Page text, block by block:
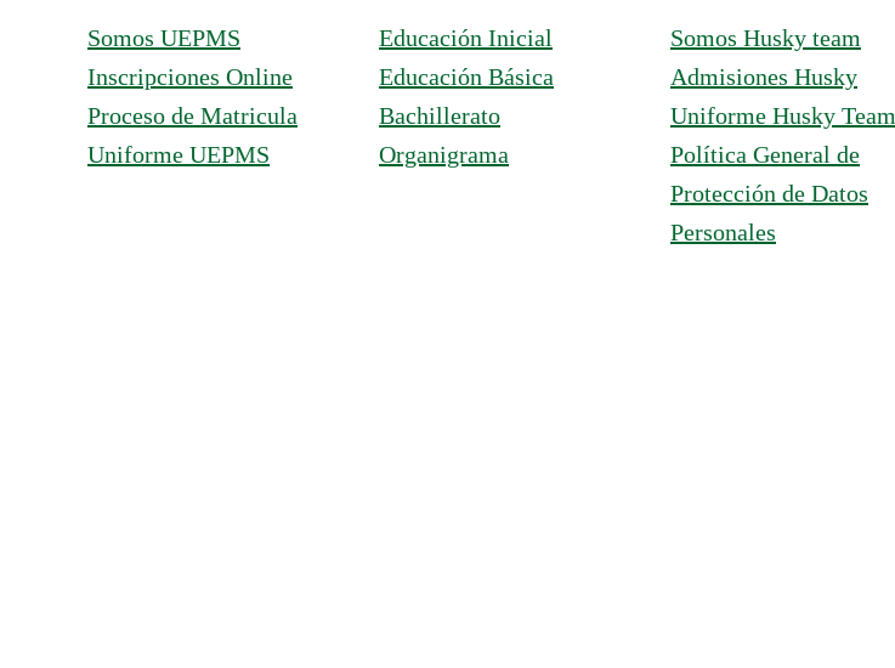
Somos UEPMS
Inscripciones Online
Proceso de Matricula
Uniforme UEPMS
Educación Inicial
Educación Básica
Bachillerato
Organigrama
Somos Husky team
Admisiones Husky
Uniforme Husky Team
Política General de
Protección de Datos
Personales